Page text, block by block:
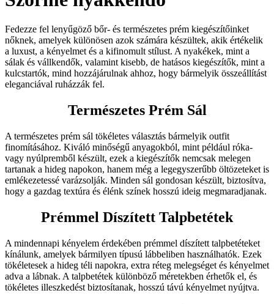
Fedezze fel lenyűgöző bőr- és természetes prém kiegészítőinket
nőknek, amelyek különösen azok számára készültek, akik értékelik
a luxust, a kényelmet és a kifinomult stílust. A nyakékek, mint a
sálak és vállkendők, valamint kisebb, de hatásos kiegészítők, mint a
kulcstartók, mind hozzájárulnak ahhoz, hogy bármelyik összeállítást
eleganciával ruházzák fel.
Természetes Prém Sál
A természetes prém sál tökéletes választás bármelyik outfit
finomításához. Kiváló minőségű anyagokból, mint például róka-
vagy nyúlpremből készült, ezek a kiegészítők nemcsak melegen
tartanak a hideg napokon, hanem még a legegyszerűbb öltözeteket is
emlékezetessé varázsolják. Minden sál gondosan készült, biztosítva,
hogy a gazdag textúra és élénk színek hosszú ideig megmaradjanak.
Prémmel Díszített Talpbetétek
A mindennapi kényelem érdekében prémmel díszített talpbetéteket
kínálunk, amelyek bármilyen típusú lábbeliben használhatók. Ezek
tökéletesek a hideg téli napokra, extra réteg melegséget és kényelmet
adva a lábnak. A talpbetétek különböző méretekben érhetők el, és
tökéletes illeszkedést biztosítanak, hosszú távú kényelmet nyújtva.